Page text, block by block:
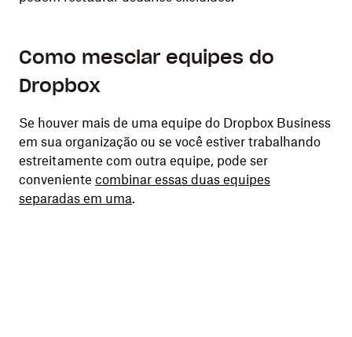
Como mesclar equipes do
Dropbox
Se houver mais de uma equipe do Dropbox Business
em sua organização ou se você estiver trabalhando
estreitamente com outra equipe, pode ser
conveniente combinar essas duas equipes
separadas em uma.